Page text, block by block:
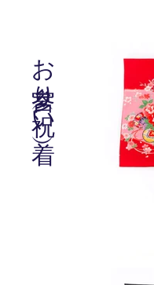
​お宮参り（祝い着）